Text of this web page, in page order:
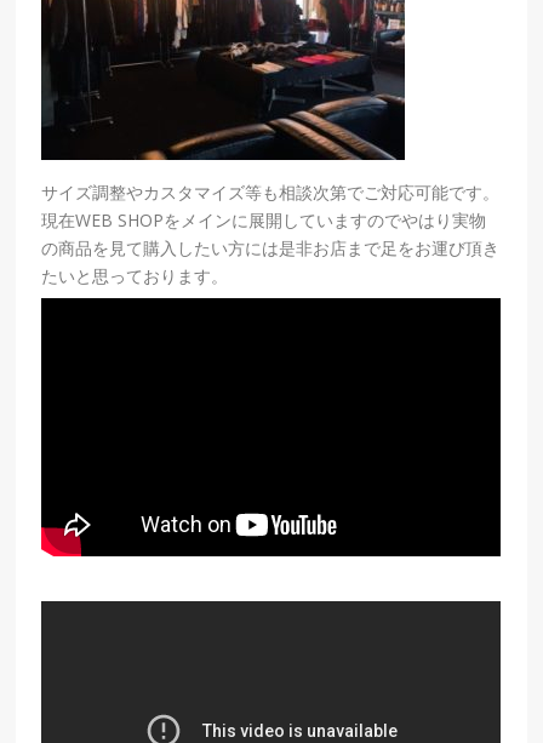
サイズ調整やカスタマイズ等も相談次第でご対応可能です。
現在WEB SHOPをメインに展開していますのでやはり実物
の商品を見て購入したい方には是非お店まで足をお運び頂き
たいと思っております。